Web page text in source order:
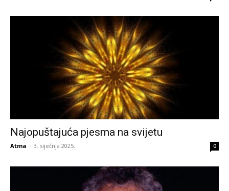
Najopuštajuća pjesma na svijetu
Atma - 3. siječnja 2025. 0